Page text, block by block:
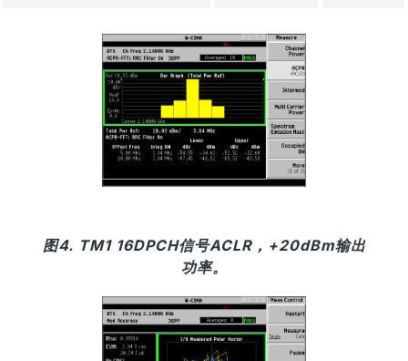
图4. TM1 16DPCH信号ACLR，+20dBm输出
功率。